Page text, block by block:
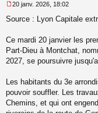
e
g
e
o
u
20 janv. 2026, 18:02
Source : Lyon Capitale
Ce mardi 20 janvier les
Part-Dieu à Montchat,
2027, se poursuivre
Les habitants du 3e
pouvoir souffler. Les
Chemins, et qui ont